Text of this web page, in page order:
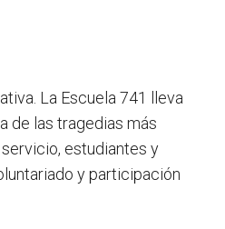
La Escuela 741 lleva
de las tragedias más
estudiantes y
y participación